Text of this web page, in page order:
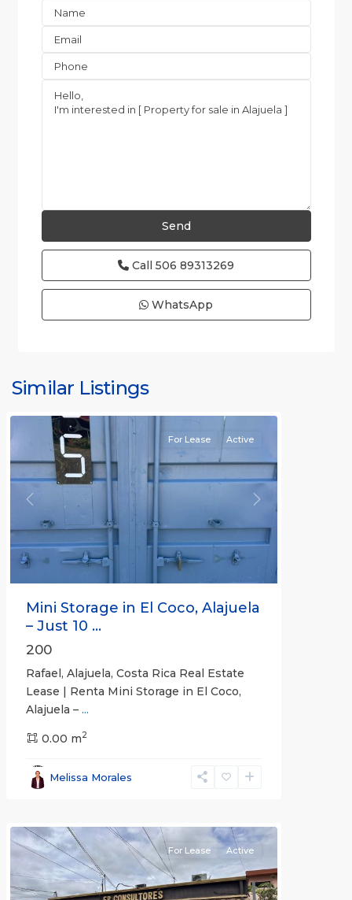
Call 506 89313269
WhatsApp
Similar Listings
Previous Next
For Lease Active
Mini Storage in El Coco, Alajuela
– Just 10 ...
200
Rafael, Alajuela, Costa Rica Real Estate
Lease | Renta Mini Storage in El Coco,
Alajuela – ...
0.00 m2
Melissa Morales
San
San
José
For Lease Active